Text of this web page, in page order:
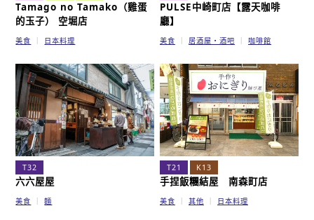
Tamago no Tamako（雞蛋
的玉子） 空堀店
美食 日本料理
PULSE中崎町店【露天咖啡
廳】
美食 居酒屋・酒吧 咖啡館
T32
六六屋屋
美食 麵
T21 K13
手捏飯糰結屋 南森町店
美食 其他 日本料理